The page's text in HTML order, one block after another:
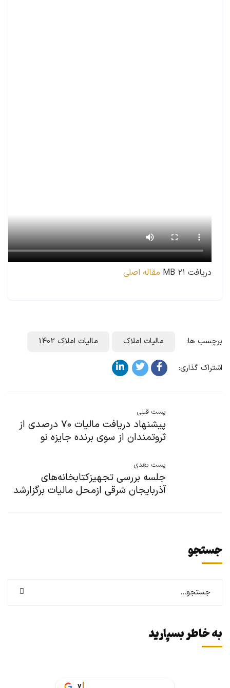
دریافت ۲۱ MB مقاله اصلی
برچسب ها: مالیات املاک مالیات املاک 1402
اشتراک گذاری:
پست قبلی
پیشنهاد دریافت مالیات ۷۰ درصدی از
ثروتمندان از سوی برنده جایزه نو
پست بعدی
جلسه بررسی تجهیزکتابخانه‌های
آذربایجان شرقی ازمحل مالیات برگزارشد
جستجو
به خاطر بسپارید